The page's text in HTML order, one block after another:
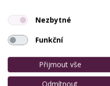
Antijojo -
Luční 64, Brno
Poradenství
ráda prázdna
služby
Nezbytné
Funkční
Přijmout vše
Odmítnout